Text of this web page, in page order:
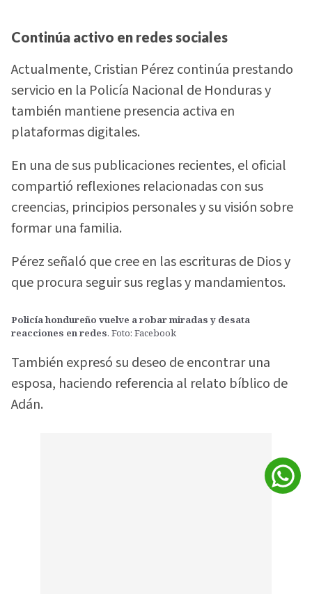
Continúa activo en redes sociales
Actualmente, Cristian Pérez continúa prestando
servicio en la Policía Nacional de Honduras y
también mantiene presencia activa en
plataformas digitales.
En una de sus publicaciones recientes, el oficial
compartió reflexiones relacionadas con sus
creencias, principios personales y su visión sobre
formar una familia.
Pérez señaló que cree en las escrituras de Dios y
que procura seguir sus reglas y mandamientos.
Policía hondureño vuelve a robar miradas y desata
reacciones en redes. Foto: Facebook
También expresó su deseo de encontrar una
esposa, haciendo referencia al relato bíblico de
Adán.